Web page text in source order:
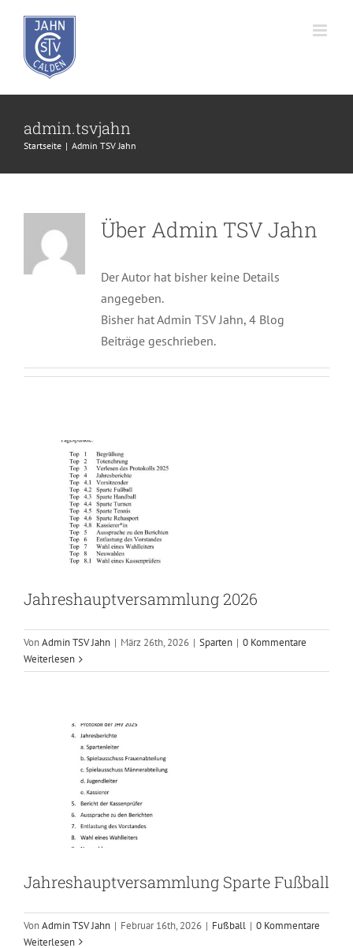
springen
admin.tsvjahn
Startseite Admin TSV Jahn
Über Admin TSV Jahn
Der Autor hat bisher keine Details
angegeben.
Bisher hat Admin TSV Jahn, 4 Blog
Beiträge geschrieben.
Jahreshauptversammlung 2026
VonAdmin TSV Jahn | März 26th, 2026 | Sparten | 0 Kommentare
WeiterlesenJahreshauptversammlung Sparte
Jahreshauptversammlung Sparte Fußball
VonAdmin TSV Jahn | Februar 16th, 2026 | Fußball | 0 Kommentare
Weiterlesen
Einladung außerordentliche